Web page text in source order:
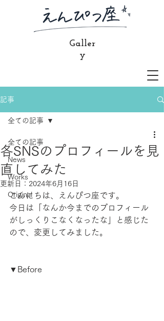
Galler
y
記事
全ての記事
News
Works
Original
全ての記事
各SNSのプロフィールを見
直してみた
更新日： 2024年6月16日
こんにちは、えんぴつ座です。
今日は「なんか今までのプロフィール
がしっくりこなくなったな」と感じた
ので、変更してみました。
▼Before